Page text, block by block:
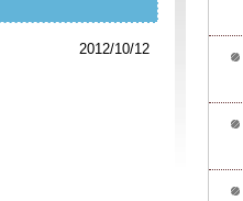
2012/10/12